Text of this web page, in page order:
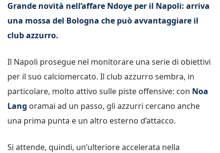
Grande novità nell’affare Ndoye per il Napoli: arriva
una mossa del Bologna che può avvantaggiare il
club azzurro.
Il Napoli prosegue nel monitorare una serie di obiettivi
per il suo calciomercato. Il club azzurro sembra, in
particolare, molto attivo sulle piste offensive: con Noa
Lang oramai ad un passo, gli azzurri cercano anche
una prima punta e un altro esterno d’attacco.
Si attende, quindi, un’ulteriore accelerata nella